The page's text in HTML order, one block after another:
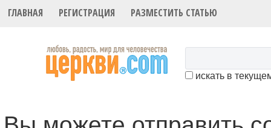
ГЛАВНАЯ РЕГИСТРАЦИЯ РАЗМЕСТИТЬ СТАТЬЮ
искать в